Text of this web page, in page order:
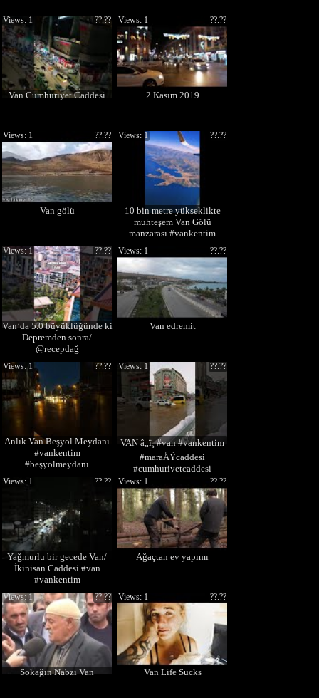
Van Cumhuriyet Caddesi
??.??
Views: 1
2 Kasım 2019
??.??
Views: 1
Van gölü
??.??
Views: 1
10 bin metre yükseklikte
muhteşem Van Gölü
manzarası #vankentim
??.??
Views: 1
Van’da 5.0 büyüklüğünde ki
Depremden sonra/
@recepdağ
??.??
Views: 1
Van edremit
??.??
Views: 1
Anlık Van Beşyol Meydanı
#vankentim
#beşyolmeydanı
#maraşcaddesi
??.??
Views: 1
VAN â„ï¸ #van #vankentim
#maraÅŸcaddesi
#cumhuriyetcaddesi
??.??
Views: 1
Yağmurlu bir gecede Van/
İkinisan Caddesi #van
#vankentim
#ikinisancaddesi
??.??
Views: 1
Ağaçtan ev yapımı
??.??
Views: 1
Sokağın Nabzı Van
??.??
Views: 1
Van Life Sucks
??.??
Views: 1